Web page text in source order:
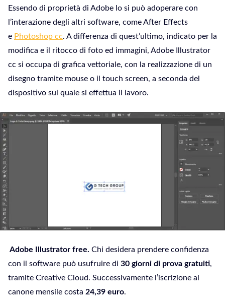
Essendo di proprietà di Adobe lo si può adoperare con
l’interazione degli altri software, come After Effects
e Photoshop cc. A differenza di quest’ultimo, indicato per la
modifica e il ritocco di foto ed immagini, Adobe Illustrator
cc si occupa di grafica vettoriale, con la realizzazione di un
disegno tramite mouse o il touch screen, a seconda del
dispositivo sul quale si effettua il lavoro.
Adobe Illustrator free. Chi desidera prendere confidenza
con il software può usufruire di 30 giorni di prova gratuiti,
tramite Creative Cloud. Successivamente l’iscrizione al
canone mensile costa 24,39 euro.